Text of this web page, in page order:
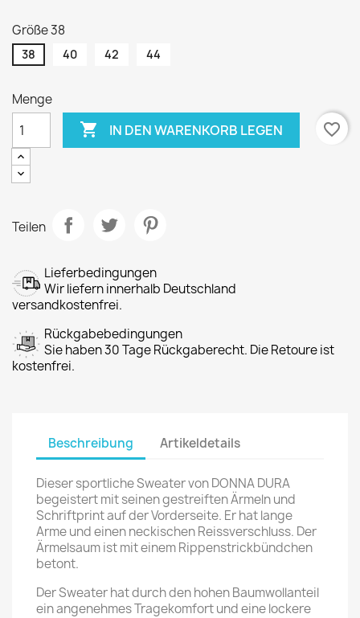
Größe 38
38 40 42 44
Menge
 IN DEN WARENKORB LEGEN favorite_border
Teilen
Lieferbedingungen
Wir liefern innerhalb Deutschland
versandkostenfrei.
Rückgabebedingungen
Sie haben 30 Tage Rückgaberecht. Die Retoure ist
kostenfrei.
Beschreibung Artikeldetails
Dieser sportliche Sweater von DONNA DURA
begeistert mit seinen gestreiften Ärmeln und
Schriftprint auf der Vorderseite. Er hat lange
Arme und einen neckischen Reissverschluss. Der
Ärmelsaum ist mit einem Rippenstrickbündchen
betont.
Der Sweater hat durch den hohen Baumwollanteil
ein angenehmes Tragekomfort und eine lockere